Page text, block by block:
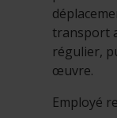
transport
régulier,
œuvre.
Employé